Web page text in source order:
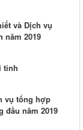
và Dịch vụ
năm 2019
tỉnh
vụ tổng hợp
đầu năm 2019